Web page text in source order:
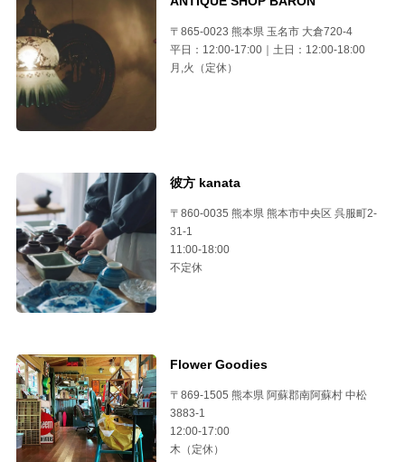
〒865-0023 熊本県 玉名市 大倉720-4
平日：12:00-17:00｜土日：12:00-18:00
月,火（定休）
彼方 kanata
〒860-0035 熊本県 熊本市中央区 呉服町2-
31-1
11:00-18:00
不定休
Flower Goodies
〒869-1505 熊本県 阿蘇郡南阿蘇村 中松
3883-1
12:00-17:00
木（定休）